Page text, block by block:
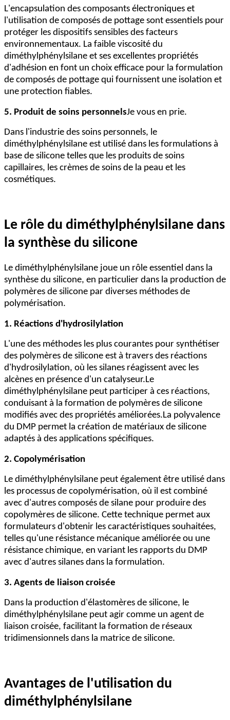
L'encapsulation des composants électroniques et
l'utilisation de composés de pottage sont essentiels pour
protéger les dispositifs sensibles des facteurs
environnementaux. La faible viscosité du
diméthylphénylsilane et ses excellentes propriétés
d'adhésion en font un choix efficace pour la formulation
de composés de pottage qui fournissent une isolation et
une protection fiables.
5. Produit de soins personnelsJe vous en prie.
Dans l'industrie des soins personnels, le
diméthylphénylsilane est utilisé dans les formulations à
base de silicone telles que les produits de soins
capillaires, les crèmes de soins de la peau et les
cosmétiques.
Le rôle du diméthylphénylsilane dans
la synthèse du silicone
Le diméthylphénylsilane joue un rôle essentiel dans la
synthèse du silicone, en particulier dans la production de
polymères de silicone par diverses méthodes de
polymérisation.
1. Réactions d'hydrosilylation
L'une des méthodes les plus courantes pour synthétiser
des polymères de silicone est à travers des réactions
d'hydrosilylation, où les silanes réagissent avec les
alcènes en présence d'un catalyseur.Le
diméthylphénylsilane peut participer à ces réactions,
conduisant à la formation de polymères de silicone
modifiés avec des propriétés améliorées.La polyvalence
du DMP permet la création de matériaux de silicone
adaptés à des applications spécifiques.
2. Copolymérisation
Le diméthylphénylsilane peut également être utilisé dans
les processus de copolymérisation, où il est combiné
avec d'autres composés de silane pour produire des
copolymères de silicone. Cette technique permet aux
formulateurs d'obtenir les caractéristiques souhaitées,
telles qu'une résistance mécanique améliorée ou une
résistance chimique, en variant les rapports du DMP
avec d'autres silanes dans la formulation.
3. Agents de liaison croisée
Dans la production d'élastomères de silicone, le
diméthylphénylsilane peut agir comme un agent de
liaison croisée, facilitant la formation de réseaux
tridimensionnels dans la matrice de silicone.
Avantages de l'utilisation du
diméthylphénylsilane